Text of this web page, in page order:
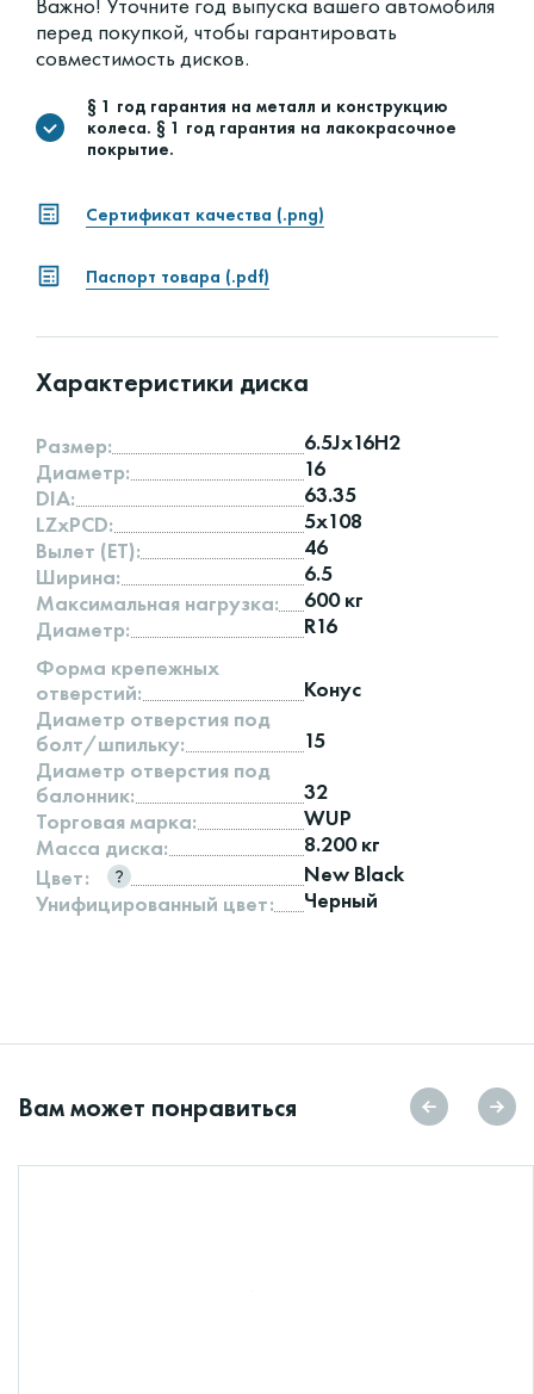
перед покупкой, чтобы гарантировать
совместимость дисков.
§ 1 год гарантия на металл и конструкцию
колеса. § 1 год гарантия на лакокрасочное
покрытие.
Сертификат качества (.png)
Паспорт товара (.pdf)
Характеристики диска
Размер:
6.5Jx16H2
Диаметр:
16
DIA:
63.35
LZxPCD:
5x108
Вылет (ET):
46
Ширина:
6.5
Максимальная нагрузка:
600 кг
Диаметр:
R16
Форма крепежных
отверстий:
Конус
Диаметр отверстия под
болт/шпильку:
15
Диаметр отверстия под
балонник:
32
Торговая марка:
WUP
Масса диска:
8.200 кг
Цвет:
New Black
Унифицированный цвет:
Черный
Вам может понравиться